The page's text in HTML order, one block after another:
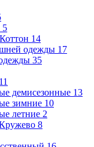
5
14
одежды 17
35
11
демисезонные 13
зимние 10
летние 2
8